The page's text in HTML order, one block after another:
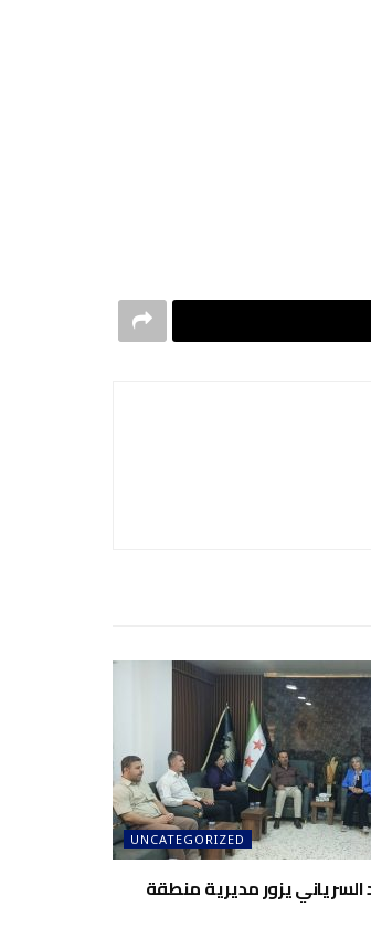
UNCATEGORIZED
السرياني يزور مديرية منطقة